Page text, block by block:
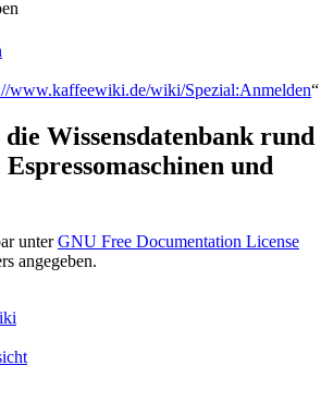
www.kaffeewiki.de/wiki/Spezial:Anmelden“
Wissensdatenbank rund
und
unterGNU Free Documentation License
angegeben.